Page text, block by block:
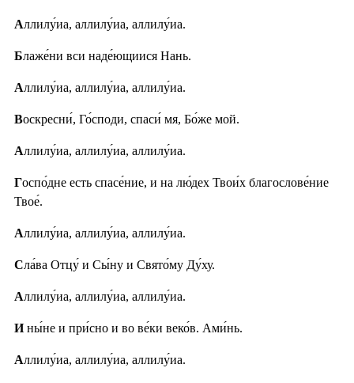
Аллилу́иа, аллилу́иа, аллилу́иа.
Блаже́ни вси наде́ющиися Нань.
Аллилу́иа, аллилу́иа, аллилу́иа.
Воскресни́, Го́споди, спаси́ мя, Бо́же мой.
Аллилу́иа, аллилу́иа, аллилу́иа.
Госпо́дне есть спасе́ние, и на лю́дех Твои́х благослове́ние
Твое́.
Аллилу́иа, аллилу́иа, аллилу́иа.
Сла́ва Отцу́ и Сы́ну и Свято́му Ду́ху.
Аллилу́иа, аллилу́иа, аллилу́иа.
Ины́не и при́сно и во ве́ки веко́в. Ами́нь.
Аллилу́иа, аллилу́иа, аллилу́иа.